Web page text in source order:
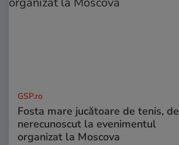
GSP.ro
Fosta mare jucătoare de tenis, de
nerecunoscut la evenimentul
organizat la Moscova